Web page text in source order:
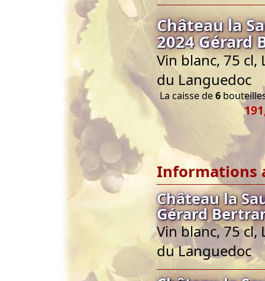
Château la
2024 Gérard
Vin blanc, 75 cl,
du Languedoc
La caisse de6
Informations
Château la
Gérard
Vin blanc, 75 cl,
du Languedoc